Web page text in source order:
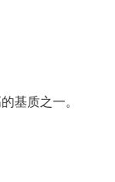
基质之一。